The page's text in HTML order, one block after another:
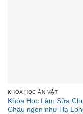
KHÓA HỌC ĂN VẶT
Khóa Học Làm Sữa
Châu ngon như Hạ